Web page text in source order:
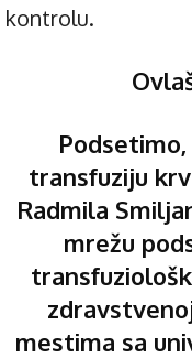
kontrolu.
transfuziju
Radmila
mrežu
mestima sa